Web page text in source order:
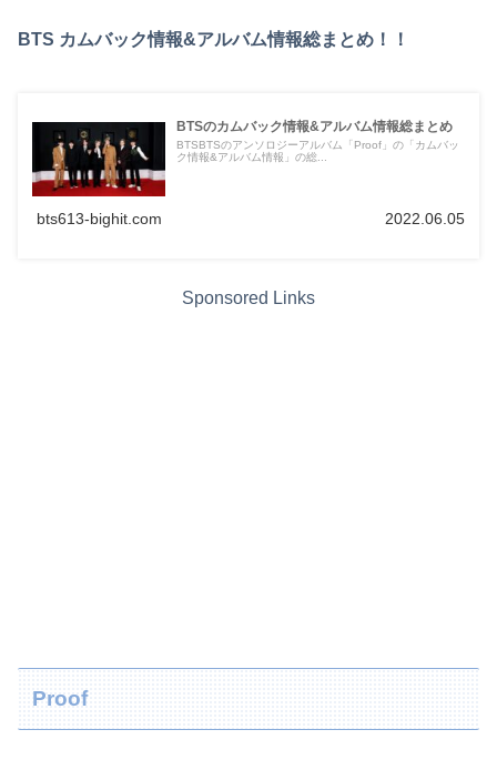
BTS カムバック情報&アルバム情報総まとめ！！
BTSのカムバック情報&アルバム情報総まとめ
BTSBTSのアンソロジーアルバム「Proof」の「カムバッ
ク情報&アルバム情報」の総...
bts613-bighit.com 2022.06.05
Sponsored Links
Proof